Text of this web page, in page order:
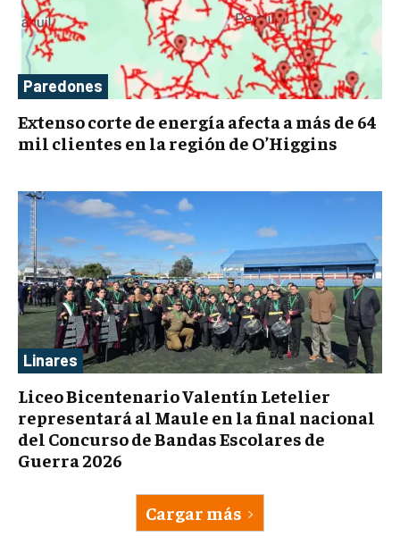
Paredones
Extenso corte de energía afecta a más de 64
mil clientes en la región de O’Higgins
Linares
Liceo Bicentenario Valentín Letelier
representará al Maule en la final nacional
del Concurso de Bandas Escolares de
Guerra 2026
Cargar más